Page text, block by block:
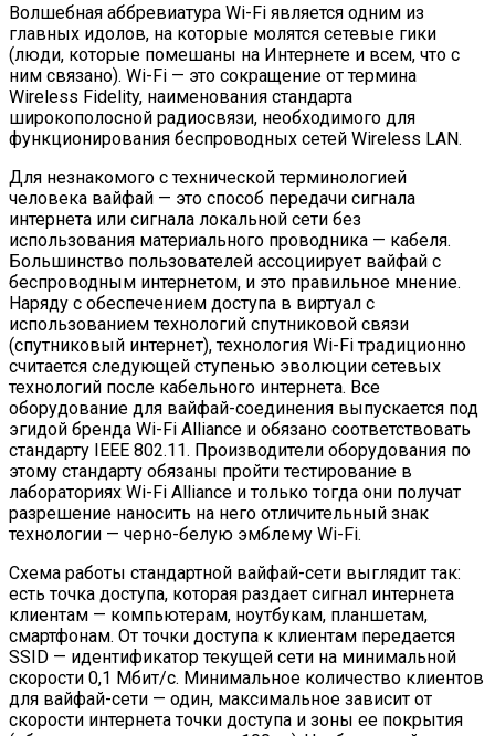
Волшебная аббревиатура Wi-Fi является одним из
главных идолов, на которые молятся сетевые гики
(люди, которые помешаны на Интернете и всем, что с
ним связано). Wi-Fi — это сокращение от термина
Wireless Fidelity, наименования стандарта
широкополосной радиосвязи, необходимого для
функционирования беспроводных сетей Wireless LAN.
Для незнакомого с технической терминологией
человека вайфай — это способ передачи сигнала
интернета или сигнала локальной сети без
использования материального проводника — кабеля.
Большинство пользователей ассоциирует вайфай с
беспроводным интернетом, и это правильное мнение.
Наряду с обеспечением доступа в виртуал с
использованием технологий спутниковой связи
(спутниковый интернет), технология Wi-Fi традиционно
считается следующей ступенью эволюции сетевых
технологий после кабельного интернета. Все
оборудование для вайфай-соединения выпускается под
эгидой бренда Wi-Fi Alliance и обязано соответствовать
стандарту IEEE 802.11. Производители оборудования по
этому стандарту обязаны пройти тестирование в
лабораториях Wi-Fi Alliance и только тогда они получат
разрешение наносить на него отличительный знак
технологии — черно-белую эмблему Wi-Fi.
Схема работы стандартной вайфай-сети выглядит так:
есть точка доступа, которая раздает сигнал интернета
клиентам — компьютерам, ноутбукам, планшетам,
смартфонам. От точки доступа к клиентам передается
SSID — идентификатор текущей сети на минимальной
скорости 0,1 Мбит/с. Минимальное количество клиентов
для вайфай-сети — один, максимальное зависит от
скорости интернета точки доступа и зоны ее покрытия